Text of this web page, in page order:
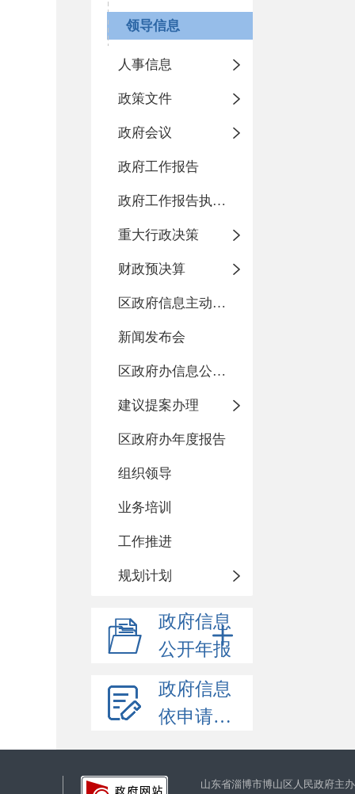
领导信息
人事信息
政策文件
政府会议
政府工作报告
政府工作报告执行落实情况
重大行政决策
财政预决算
区政府信息主动公开基本目录
新闻发布会
区政府办信息公开指南
建议提案办理
区政府办年度报告
组织领导
业务培训
工作推进
规划计划
政府信息
公开年报
政府信息
依申请公开
山东省淄博市博山区人民政府